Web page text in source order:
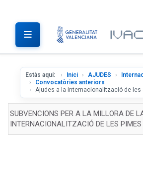
Estàs aquí: Inici AJUDES
Convocatòries anteriors
Ajudes a la internacionalització de les
SUBVENCIONS PER A LA MILLORA DE
INTERNACIONALITZACIÓ DE LES